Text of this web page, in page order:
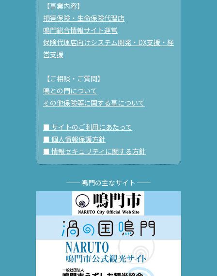
【事業内容】
損害保険・生命保険代理店
鳴門総合情報サイト運営
保険代理店向けシステム開発・DX支援・経
営支援
【ご相談・ご質問】
鳴との門について
その他保険等に関する事について
■ サイトのご利用にあたって
■ 個人情報保護方針
■ 情報セキュリティに関する方針
── 鳴門の主なサイト ──